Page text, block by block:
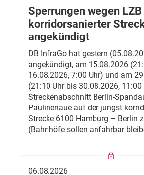
Sperrungen wegen
korridorsanierter
angekündigt
DB InfraGo hat gestern
angekündigt, am 15.08.2026
16.08.2026, 7:00 Uhr) und am
(21:10 Uhr bis 30.08.2026, 11:00
Streckenabschnitt Berlin-
Paulinenaue auf der jüngst
Strecke 6100 Hamburg – Berlin
(Bahnhöfe sollen anfahrbar
06.08.2026